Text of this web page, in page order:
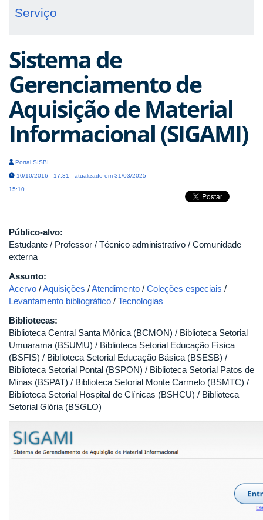
Serviço
Sistema de
Gerenciamento de
Aquisição de Material
Informacional (SIGAMI)
Portal SISBI
10/10/2016 - 17:31 - atualizado em 31/03/2025 -
15:10
Público-alvo:
Estudante / Professor / Técnico administrativo / Comunidade
externa
Assunto:
Acervo /Aquisições /Atendimento / Coleções especiais /
Levantamento bibliográfico / Tecnologias
Bibliotecas:
Biblioteca Central Santa Mônica (BCMON) / Biblioteca Setorial
Umuarama (BSUMU) / Biblioteca Setorial Educação Física
(BSFIS) / Biblioteca Setorial Educação Básica (BSESB) /
Biblioteca Setorial Pontal (BSPON) / Biblioteca Setorial Patos de
Minas (BSPAT) / Biblioteca Setorial Monte Carmelo (BSMTC) /
Biblioteca Setorial Hospital de Clínicas (BSHCU) / Biblioteca
Setorial Glória (BSGLO)